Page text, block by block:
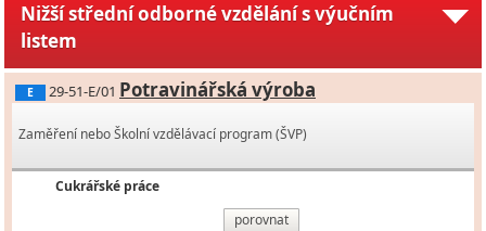
Nižší střední odborné vzdělání s výučním
listem
E 29-51-E/01 Potravinářská výroba
Zaměření nebo Školní vzdělávací program (ŠVP)
Cukrářské práce
porovnat